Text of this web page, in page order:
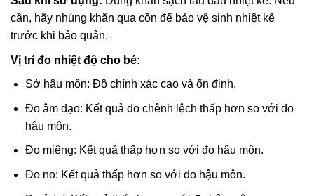
cần, hãy nhúng khăn qua cồn để bảo vệ sinh nhiệt kế
trước khi bảo quản.
Vị trí đo nhiệt độ cho bé:
Sở hậu môn: Độ chính xác cao và ổn định.
Đo âm đạo: Kết quả đo chênh lệch thấp hơn so với đo
hậu môn.
Đo miệng: Kết quả thấp hơn so với đo hậu môn.
Đo no: Kết quả thấp hơn so với đo hậu môn.